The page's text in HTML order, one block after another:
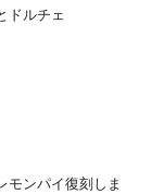
ドルチェ
モンパイ復刻しま